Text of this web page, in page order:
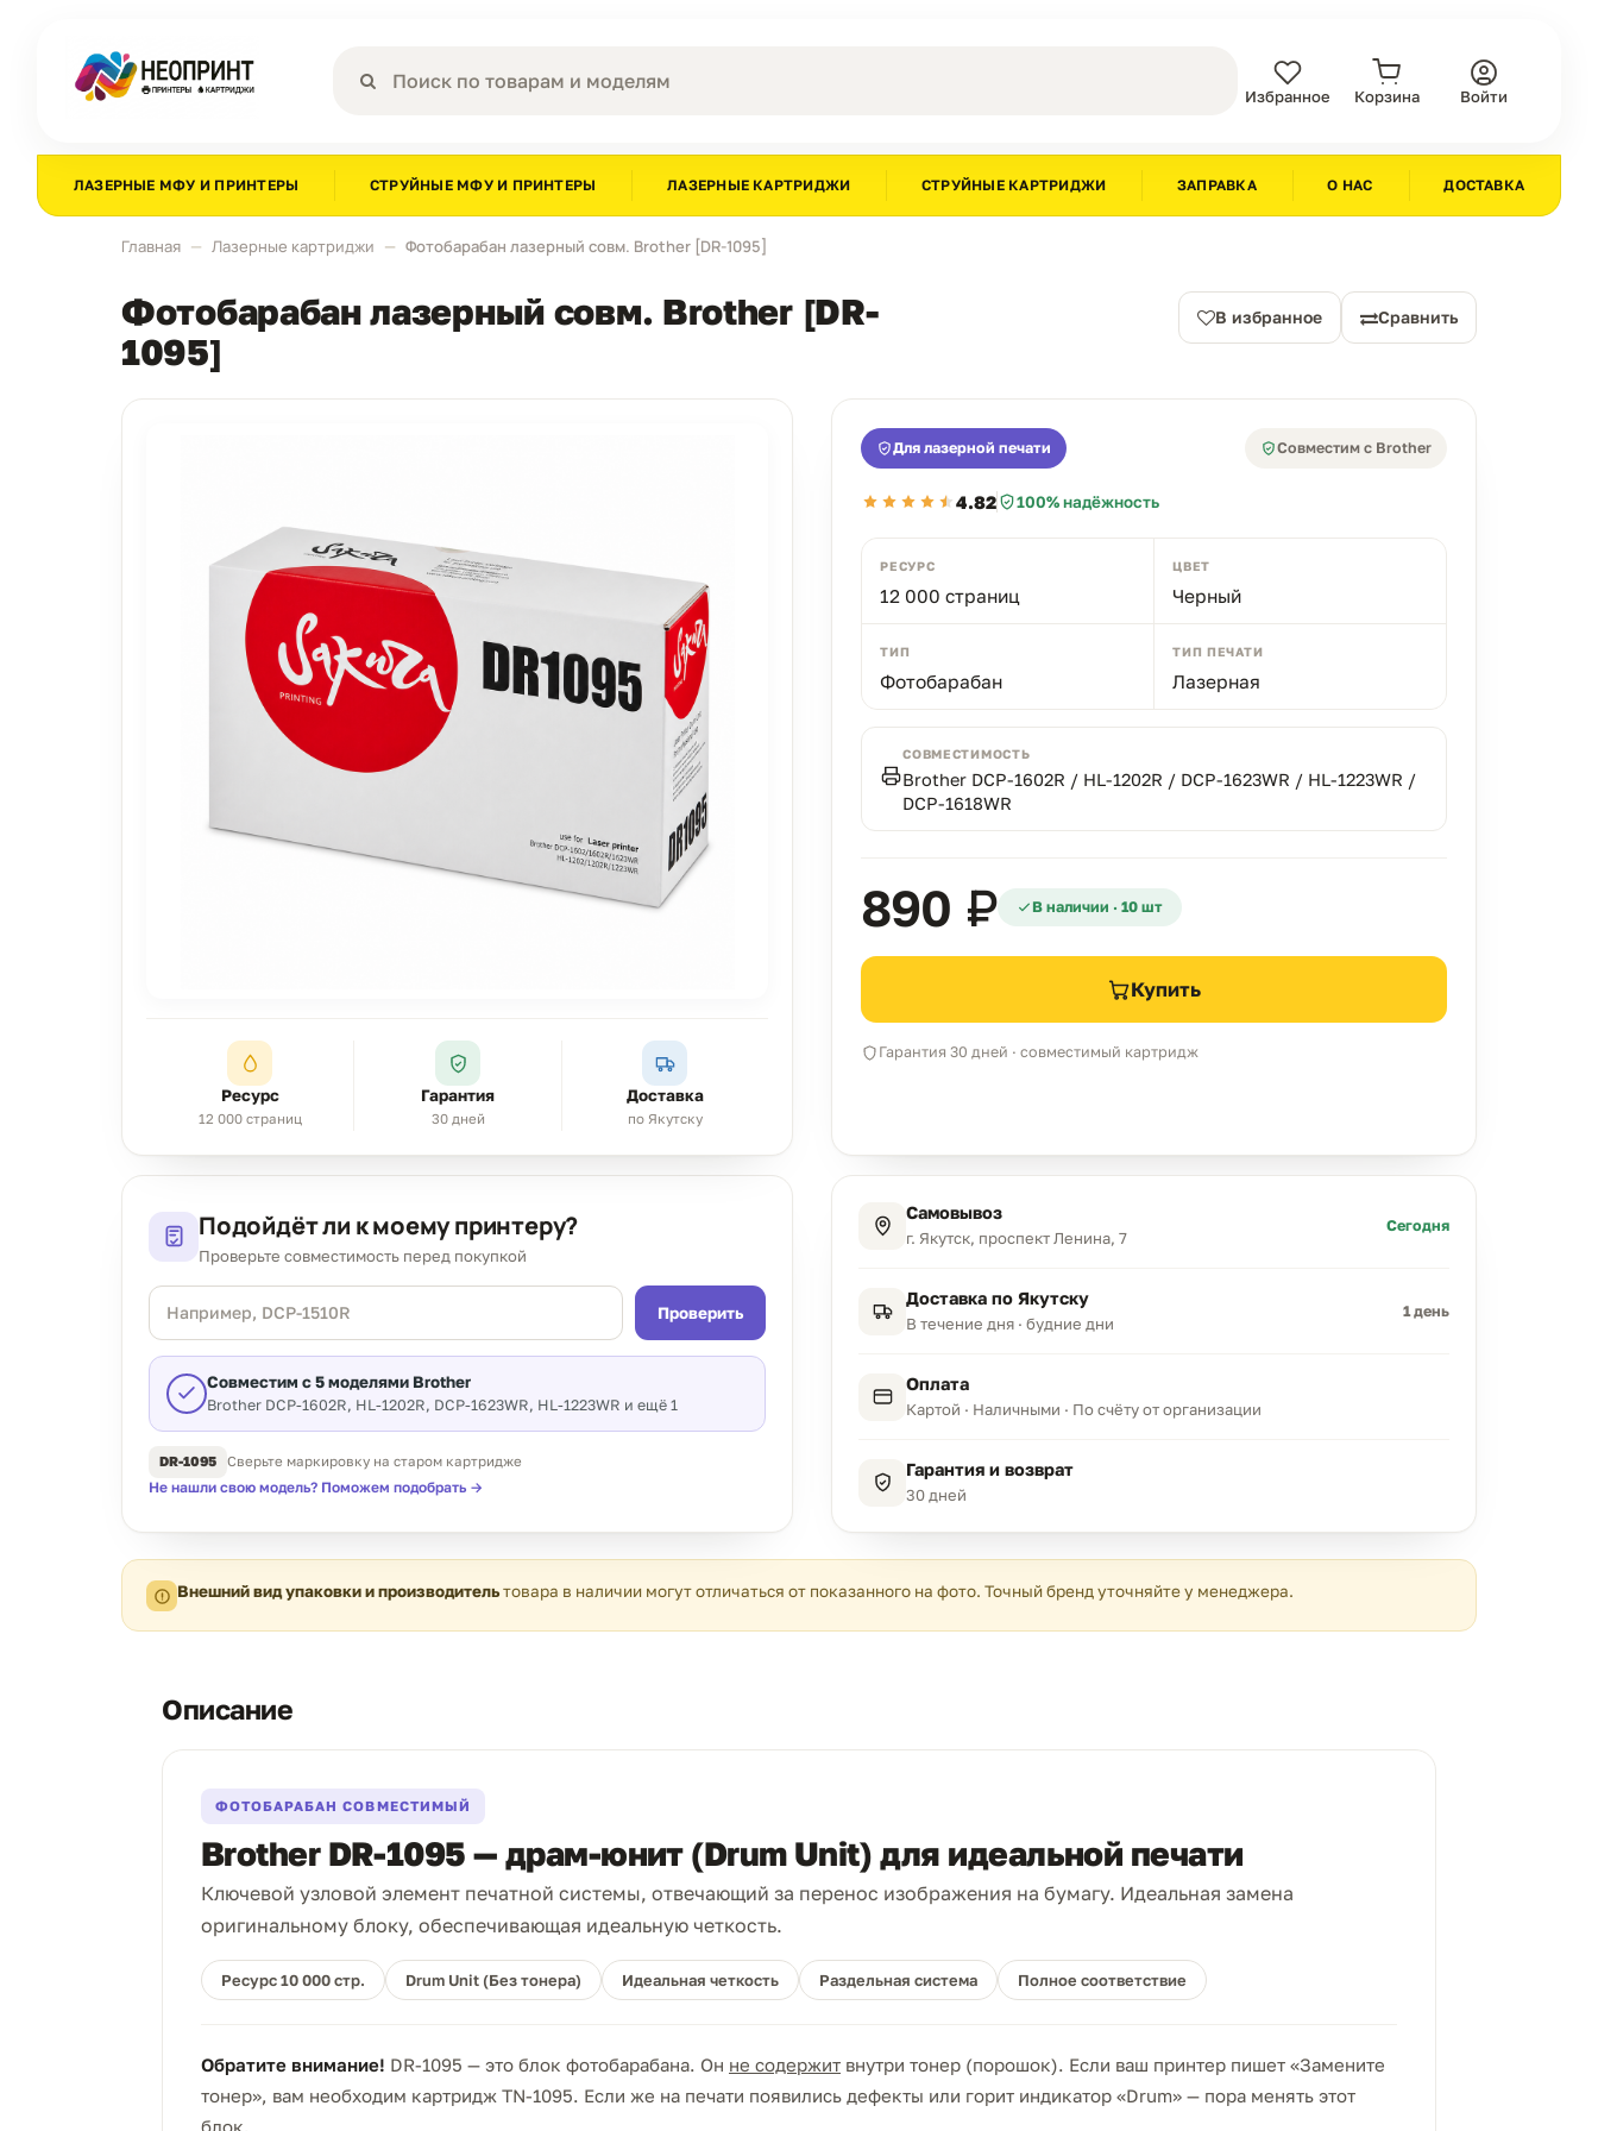
Избранное Корзина Войти
ЛАЗЕРНЫЕ МФУ И ПРИНТЕРЫ СТРУЙНЫЕ МФУ И ПРИНТЕРЫ ЛАЗЕРНЫЕ КАРТРИДЖИ СТРУЙНЫЕ КАРТРИДЖИ ЗАПРАВКА О НАС ДОСТАВКА
Главная Лазерные картриджи Фотобарабан лазерный совм. Brother [DR-1095]
Фотобарабан лазерный совм. Brother [DR-
1095]
В избранное Сравнить
Ресурс
12 000 страниц
Гарантия
30 дней
Доставка
по Якутску
Подойдёт ли к моему принтеру?
Проверьте совместимость перед покупкой
Модель
принтера
Проверить
Совместим с 5 моделями Brother
Brother DCP-1602R, HL-1202R, DCP-1623WR, HL-1223WR и ещё 1
DR-1095 Сверьте маркировку на старом картридже
Не нашли свою модель? Поможем подобрать →
Для лазерной печати Совместим с Brother
4.82 100% надёжность
РЕСУРС
12 000 страниц
ЦВЕТ
Черный
ТИП
Фотобарабан
ТИП ПЕЧАТИ
Лазерная
СОВМЕСТИМОСТЬ
Brother DCP-1602R / HL-1202R / DCP-1623WR / HL-1223WR /
DCP-1618WR
890 ₽ В наличии · 10 шт
Купить
Гарантия 30 дней · совместимый картридж
Самовывоз
г. Якутск, проспект Ленина, 7
Сегодня
Доставка по Якутску
В течение дня · будние дни
1 день
Оплата
Картой · Наличными · По счёту от организации
Гарантия и возврат
30 дней
Внешний вид упаковки и производительтовара в наличии могут отличаться от показанного на фото. Точный бренд уточняйте у менеджера.
Описание
ФОТОБАРАБАН СОВМЕСТИМЫЙ
Brother DR-1095 — драм-юнит (Drum Unit) для идеальной печати
Ключевой узловой элемент печатной системы, отвечающий за перенос изображения на бумагу. Идеальная замена
оригинальному блоку, обеспечивающая идеальную четкость.
Ресурс 10 000 стр. Drum Unit (Без тонера) Идеальная четкость Раздельная система Полное соответствие
Обратите внимание! DR-1095 — это блок фотобарабана. Он не содержит внутри тонер (порошок). Если ваш принтер пишет «Замените
тонер», вам необходим картридж TN-1095. Если же на печати появились дефекты или горит индикатор «Drum» — пора менять этот
блок.